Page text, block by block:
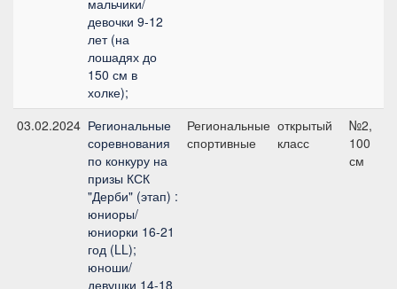
мальчики/
девочки 9-12
лет (на
лошадях до
150 см в
холке);
03.02.2024 Региональные
соревнования
по конкуру на
призы КСК
"Дерби" (этап) :
юниоры/
юниорки 16-21
год (LL);
юноши/
девушки 14-18
Региональные
спортивные
открытый
класс
№2,
100
см